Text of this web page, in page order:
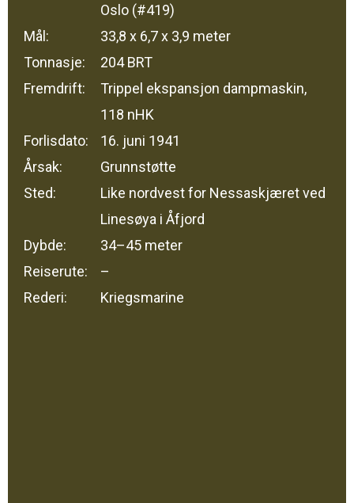
Oslo (#419)
Mål:
33,8 x 6,7 x 3,9 meter
Tonnasje:
204 BRT
Fremdrift:
Trippel ekspansjon dampmaskin,
118 nHK
Forlisdato:
16. juni 1941
Årsak:
Grunnstøtte
Sted:
Like nordvest for Nessaskjæret ved
Linesøya i Åfjord
Dybde:
34–45 meter
Reiserute:
–
Rederi:
Kriegsmarine